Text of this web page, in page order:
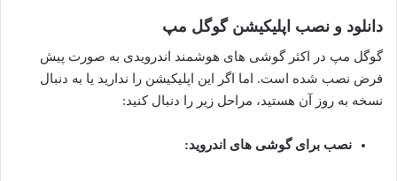
دانلود و نصب اپلیکیشن گوگل مپ
گوگل مپ در اکثر گوشی های هوشمند اندرویدی به صورت پیش
فرض نصب شده است. اما اگر این اپلیکیشن را ندارید یا به دنبال
نسخه به روز آن هستید، مراحل زیر را دنبال کنید:
نصب برای گوشی های اندروید: